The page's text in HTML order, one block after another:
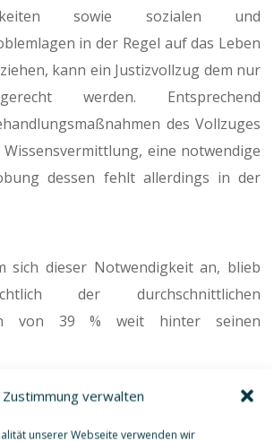
Zustimmung verwalten
unserer Webseite verwenden wir
sowie sozialen und
in der Regel auf das Leben
kann ein Justizvollzug dem nur
werden. Entsprechend
des Vollzuges
eine notwendige
dessen fehlt allerdings in der
sich dieser Notwendigkeit an, blieb
der durchschnittlichen
von 39 % weit hinter seinen
hierfür besteht in der vom
Klima beeinflussten